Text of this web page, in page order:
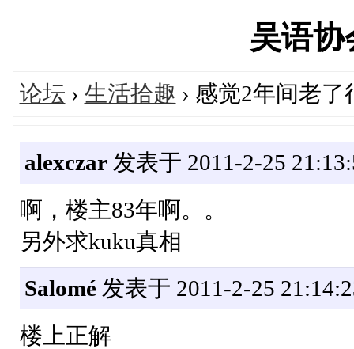
吴语
论坛 › 生活拾趣 › 感觉2年间老了
alexczar发表于 2011-2-25
啊，楼主83年啊。。
另外求kuku真相
Salomé发表于 2011-2-25
楼上正解